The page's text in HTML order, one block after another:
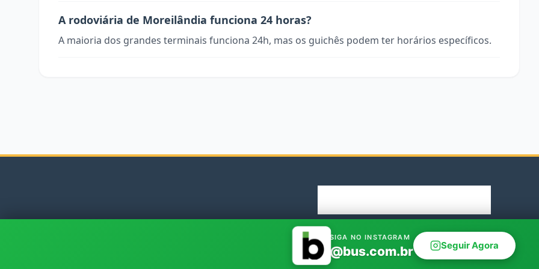
A rodoviária de Moreilândia funciona 24 horas?
A maioria dos grandes terminais funciona 24h, mas os guichês podem ter horários específicos.
© 2026 Rodoviaria.de. Parceiro oficial Bus.com.br
SIGA NO INSTAGRAM
@bus.com.br Seguir Agora